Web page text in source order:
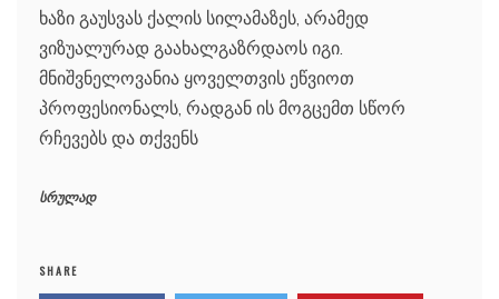
ხაზი გაუსვას ქალის სილამაზეს, არამედ
ვიზუალურად გაახალგაზრდაოს იგი.
მნიშვნელოვანია ყოველთვის ეწვიოთ
პროფესიონალს, რადგან ის მოგცემთ სწორ
რჩევებს და თქვენს
სრულად
SHARE